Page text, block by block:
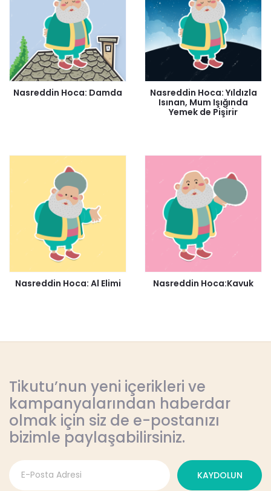
Nasreddin Hoca: Damda
Nasreddin Hoca: Yıldızla
Isınan, Mum Işığında
Yemek de Pişirir
Nasreddin Hoca: Al Elimi Nasreddin Hoca:Kavuk
Tikutu’nun yeni içerikleri ve
kampanyalarından haberdar
olmak için siz de e-postanızı
bizimle paylaşabilirsiniz.
KAYDOLUN